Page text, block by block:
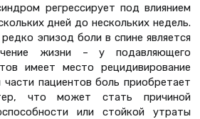
регрессирует под влиянием
дней до нескольких недель.
эпизод боли в спине является
жизни – у подавляющего
имеет место рецидивирование
части пациентов боль приобретает
что может стать причиной
или стойкой утраты